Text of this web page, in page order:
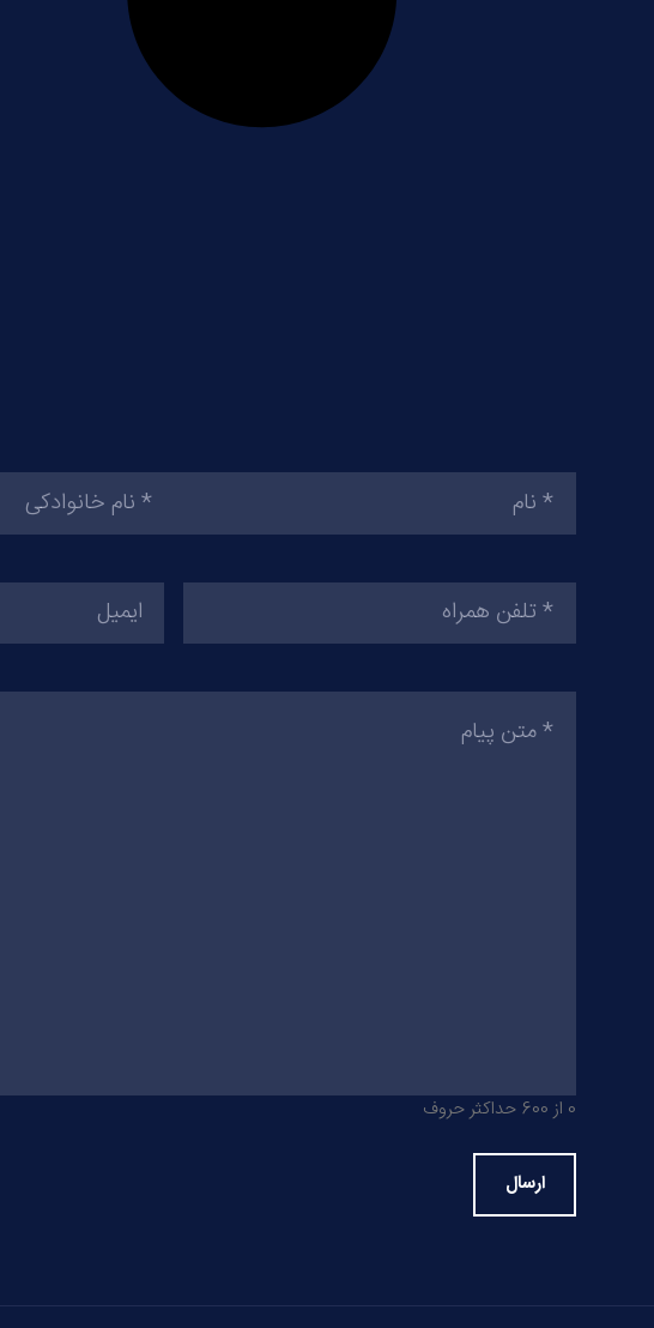
نام(ضروری)
تلفن
همراه(ضروری)
ایمیل
پیام(ضروری)
0 از 600 حداکثر حروف